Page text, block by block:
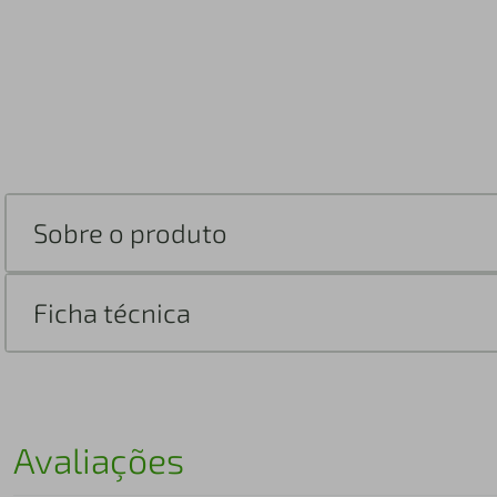
Sobre o produto
Ficha técnica
Avaliações